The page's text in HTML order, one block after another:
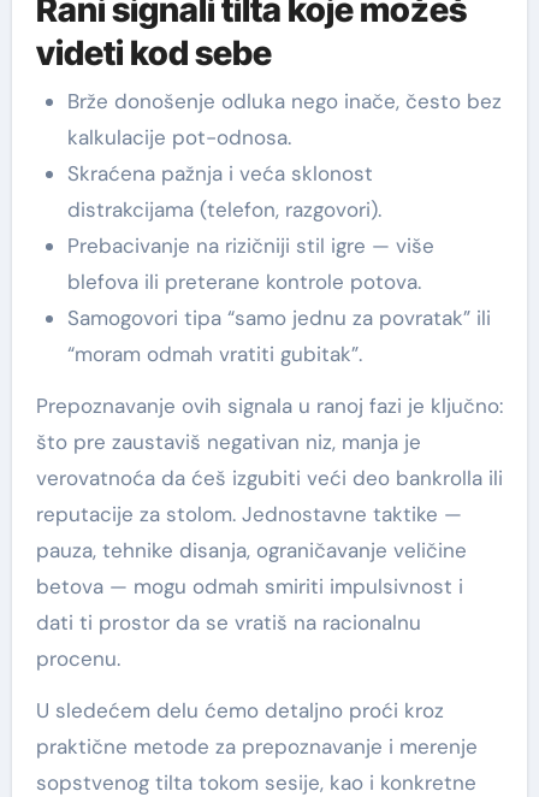
Rani signali tilta koje možeš
videti kod sebe
Brže donošenje odluka nego inače, često bez
kalkulacije pot-odnosa.
Skraćena pažnja i veća sklonost
distrakcijama (telefon, razgovori).
Prebacivanje na rizičniji stil igre — više
blefova ili preterane kontrole potova.
Samogovori tipa “samo jednu za povratak” ili
“moram odmah vratiti gubitak”.
Prepoznavanje ovih signala u ranoj fazi je ključno:
što pre zaustaviš negativan niz, manja je
verovatnoća da ćeš izgubiti veći deo bankrolla ili
reputacije za stolom. Jednostavne taktike —
pauza, tehnike disanja, ograničavanje veličine
betova — mogu odmah smiriti impulsivnost i
dati ti prostor da se vratiš na racionalnu
procenu.
U sledećem delu ćemo detaljno proći kroz
praktične metode za prepoznavanje i merenje
sopstvenog tilta tokom sesije, kao i konkretne